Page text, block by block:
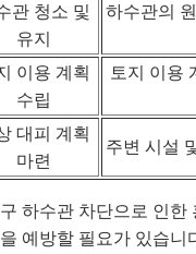
관 청소 및
유지
하수관의
이용 계획
수립
토지 이용
대피 계획
마련
주변 시설
하수관 차단으로 인한
예방할 필요가 있습니